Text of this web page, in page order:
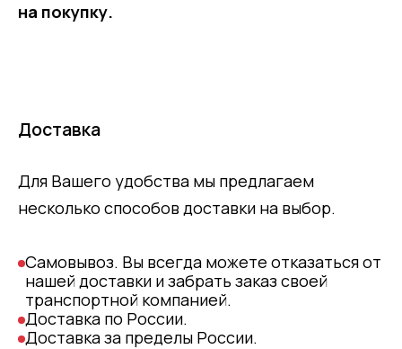
на покупку.
Доставка
Для Вашего удобства мы предлагаем
несколько способов доставки на выбор.
Самовывоз. Вы всегда можете отказаться от
нашей доставки и забрать заказ своей
транспортной компанией.
Доставка по России.
Доставка за пределы России.